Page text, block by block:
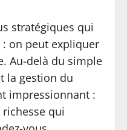
stratégiques qui
: on peut expliquer
Au-delà du simple
la gestion du
impressionnant :
qui